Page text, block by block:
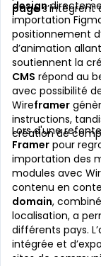
pages’intègrent
design
importation
positionnement
d’animation
soutiennent la
CMS répond au
avec possibilité
Wireframer
instructions,
création de
Lors d'une
Framer pour
importation des
modules avec
contenu en
domain,
localisation, a
différents pays.
intégrée et
sites de